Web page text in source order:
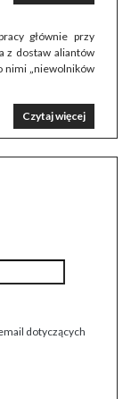
głównie przy
z dostaw aliantów
nimi „niewolników
Czytaj więcej
dotyczących